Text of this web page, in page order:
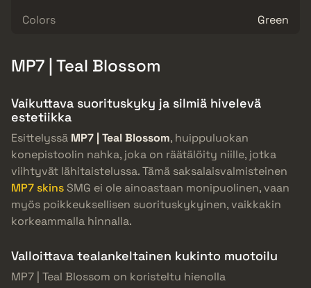
Colors
Green
MP7 | Teal Blossom
Vaikuttava suorituskyky ja silmiä hivelevä
estetiikka
Esittelyssä MP7 | Teal Blossom, huippuluokan
konepistoolin nahka, joka on räätälöity niille, jotka
viihtyvät lähitaistelussa. Tämä saksalaisvalmisteinen
MP7 skinsSMG ei ole ainoastaan monipuolinen, vaan
myös poikkeuksellisen suorituskykyinen, vaikkakin
korkeammalla hinnalla.
Valloittava tealankeltainen kukinto muotoilu
MP7 | Teal Blossom on koristeltu hienolla